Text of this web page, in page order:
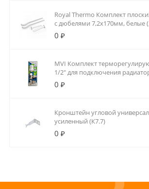
Royal Thermo Комплект
с дюбелями 7,2х170мм, белые
0 ₽
MVI Комплект
1/2" для подключения
0 ₽
Кронштейн угловой
усиленный (К7.7)
0 ₽